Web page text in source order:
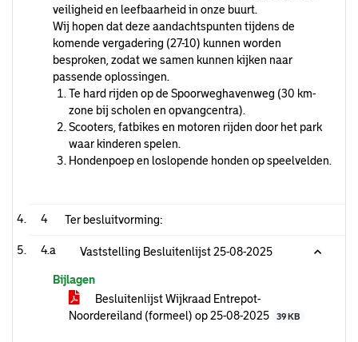
veiligheid en leefbaarheid in onze buurt.
Wij hopen dat deze aandachtspunten tijdens de
komende vergadering (27-10) kunnen worden
besproken, zodat we samen kunnen kijken naar
passende oplossingen.
Te hard rijden op de Spoorweghavenweg (30 km-
zone bij scholen en opvangcentra).
Scooters, fatbikes en motoren rijden door het park
waar kinderen spelen.
Hondenpoep en loslopende honden op speelvelden.
4 Ter besluitvorming:
4.a Vaststelling Besluitenlijst 25-08-2025
Bijlagen
Besluitenlijst Wijkraad Entrepot-
Noordereiland (formeel) op 25-08-2025
39 KB